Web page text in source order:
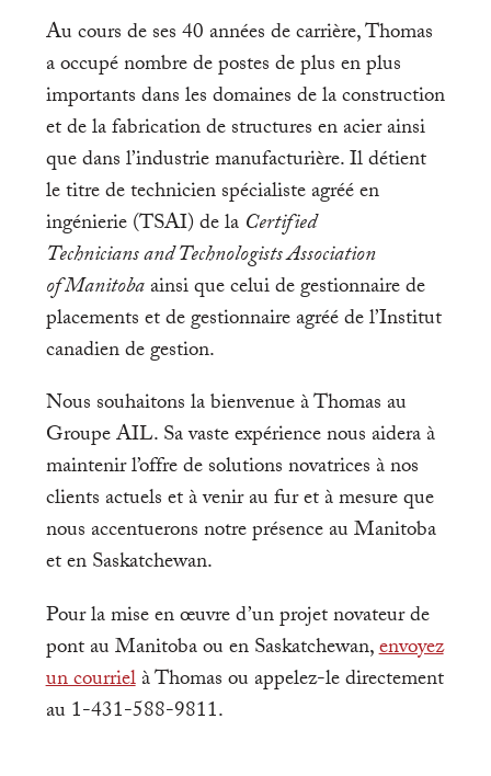
Au cours de ses 40 années de carrière, Thomas
a occupé nombre de postes de plus en plus
importants dans les domaines de la construction
et de la fabrication de structures en acier ainsi
que dans l’industrie manufacturière. Il détient
le titre de technicien spécialiste agréé en
ingénierie (TSAI) de la Certified
Technicians and Technologists Association
of Manitobaainsi que celui de gestionnaire de
placements et de gestionnaire agréé de l’Institut
canadien de gestion.
Nous souhaitons la bienvenue à Thomas au
Groupe AIL. Sa vaste expérience nous aidera à
maintenir l’offre de solutions novatrices à nos
clients actuels et à venir au fur et à mesure que
nous accentuerons notre présence au Manitoba
et en Saskatchewan.
Pour la mise en œuvre d’un projet novateur de
pont au Manitoba ou en Saskatchewan,envoyez
un courrielà Thomas ou appelez-le directement
au 1-431-588-9811.